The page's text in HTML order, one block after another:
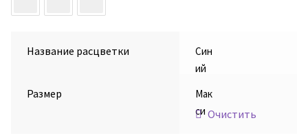
Название расцветки
Син
ий
Размер
Мак
си Очистить